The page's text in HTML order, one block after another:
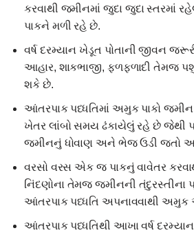
કરવાથી જમીનમાં જુદા જુદા સ્તરમાં
પાકને મળી રહે છે.
વર્ષ દરમ્યાન ખેડૂત પોતાની જીવન
આહાર, શાકભાજી, ફળફળાદી તેમજ
શકે છે.
આંતરપાક પધ્ધતિમાં અમુક પાકો જમીન
ખેતર લાંબો સમય ઢંકાયેલું રહે છે જેથી
જમીનનું ધોવાણ અને ભેજ ઉડી જતો
વરસો વરસ એક જ પાકનું વાવેતર
નિંદણોના તેમજ જમીનની તંદુરસ્તીના
આંતરપાક પધ્ધતિ અપનાવવાથી અમુક
આંતરપાક પધ્ધતિથી આખા વર્ષ